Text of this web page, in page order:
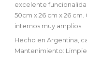
excelente
50cm x 26 cm x 26
internos muy amplios.
Hecho en Argentina,
Mantenimiento: